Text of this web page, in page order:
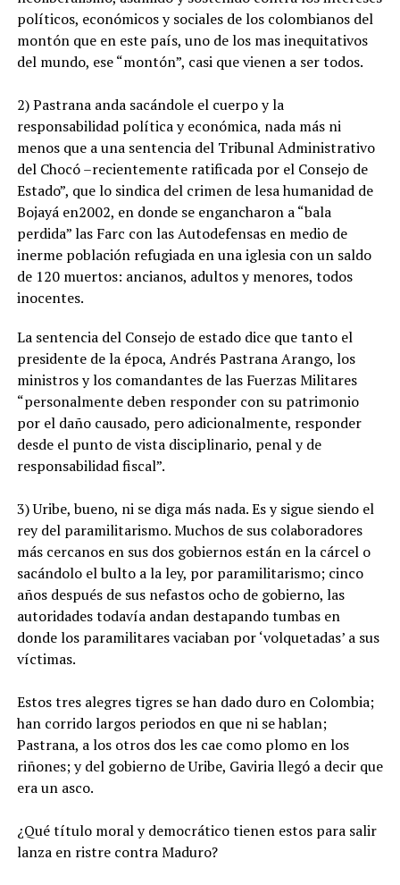
políticos, económicos y sociales de los colombianos del
montón que en este país, uno de los mas inequitativos
del mundo, ese “montón”, casi que vienen a ser todos.
2) Pastrana anda sacándole el cuerpo y la
responsabilidad política y económica, nada más ni
menos que a una sentencia del Tribunal Administrativo
del Chocó –recientemente ratificada por el Consejo de
Estado”, que lo sindica del crimen de lesa humanidad de
Bojayá en2002, en donde se engancharon a “bala
perdida” las Farc con las Autodefensas en medio de
inerme población refugiada en una iglesia con un saldo
de 120 muertos: ancianos, adultos y menores, todos
inocentes.
La sentencia del Consejo de estado dice que tanto el
presidente de la época, Andrés Pastrana Arango, los
ministros y los comandantes de las Fuerzas Militares
“personalmente deben responder con su patrimonio
por el daño causado, pero adicionalmente, responder
desde el punto de vista disciplinario, penal y de
responsabilidad fiscal”.
3) Uribe, bueno, ni se diga más nada. Es y sigue siendo el
rey del paramilitarismo. Muchos de sus colaboradores
más cercanos en sus dos gobiernos están en la cárcel o
sacándolo el bulto a la ley, por paramilitarismo; cinco
años después de sus nefastos ocho de gobierno, las
autoridades todavía andan destapando tumbas en
donde los paramilitares vaciaban por ‘volquetadas’ a sus
víctimas.
Estos tres alegres tigres se han dado duro en Colombia;
han corrido largos periodos en que ni se hablan;
Pastrana, a los otros dos les cae como plomo en los
riñones; y del gobierno de Uribe, Gaviria llegó a decir que
era un asco.
¿Qué título moral y democrático tienen estos para salir
lanza en ristre contra Maduro?